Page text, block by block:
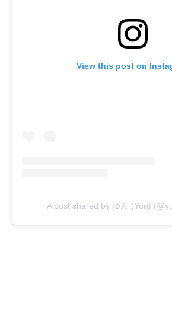
View this post on
A post shared by ゆん (Yun)